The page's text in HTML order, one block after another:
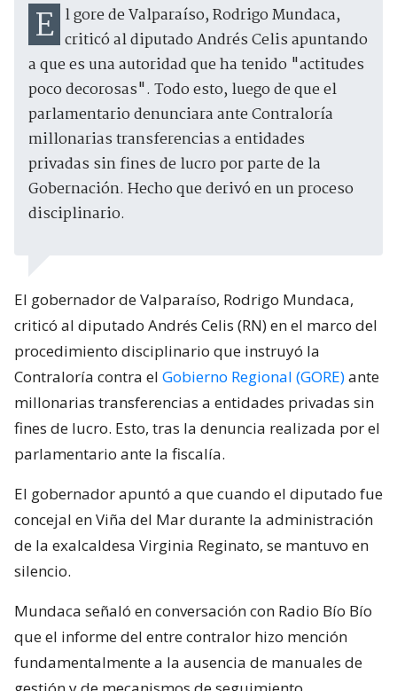
El gore de Valparaíso, Rodrigo Mundaca, criticó al diputado Andrés Celis apuntando
a que es una autoridad que ha tenido "actitudes
poco decorosas". Todo esto, luego de que el
parlamentario denunciara ante Contraloría
millonarias transferencias a entidades
privadas sin fines de lucro por parte de la
Gobernación. Hecho que derivó en un proceso
disciplinario.
El gobernador de Valparaíso, Rodrigo Mundaca,
criticó al diputado Andrés Celis (RN) en el marco del
procedimiento disciplinario que instruyó la
Contraloría contra el Gobierno Regional (GORE)ante
millonarias transferencias a entidades privadas sin
fines de lucro. Esto, tras la denuncia realizada por el
parlamentario ante la fiscalía.
El gobernador apuntó a que cuando el diputado fue
concejal en Viña del Mar durante la administración
de la exalcaldesa Virginia Reginato, se mantuvo en
silencio.
Mundaca señaló en conversación con Radio Bío Bío
que el informe del entre contralor hizo mención
fundamentalmente a la ausencia de manuales de